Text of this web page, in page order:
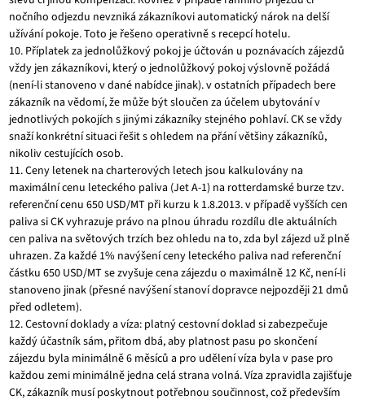
nočního odjezdu nevzniká zákazníkovi automatický nárok na delší
užívání pokoje. Toto je řešeno operativně s recepcí hotelu.
10. Příplatek za jednolůžkový pokoj je účtován u poznávacích zájezdů
vždy jen zákazníkovi, který o jednolůžkový pokoj výslovně požádá
(není-li stanoveno v dané nabídce jinak). v ostatních případech bere
zákazník na vědomí, že může být sloučen za účelem ubytování v
jednotlivých pokojích s jinými zákazníky stejného pohlaví. CK se vždy
snaží konkrétní situaci řešit s ohledem na přání většiny zákazníků,
nikoliv cestujících osob.
11. Ceny letenek na charterových letech jsou kalkulovány na
maximální cenu leteckého paliva (Jet A-1) na rotterdamské burze tzv.
referenční cenu 650 USD/MT při kurzu k 1.8.2013. v případě vyšších cen
paliva si CK vyhrazuje právo na plnou úhradu rozdílu dle aktuálních
cen paliva na světových trzích bez ohledu na to, zda byl zájezd už plně
uhrazen. Za každé 1% navýšení ceny leteckého paliva nad referenční
částku 650 USD/MT se zvyšuje cena zájezdu o maximálně 12 Kč, není-li
stanoveno jinak (přesné navýšení stanoví dopravce nejpozději 21 dmů
před odletem).
12. Cestovní doklady a víza: platný cestovní doklad si zabezpečuje
každý účastník sám, přitom dbá, aby platnost pasu po skončení
zájezdu byla minimálně 6 měsíců a pro udělení víza byla v pase pro
každou zemi minimálně jedna celá strana volná. Víza zpravidla zajišťuje
CK, zákazník musí poskytnout potřebnou součinnost, což především